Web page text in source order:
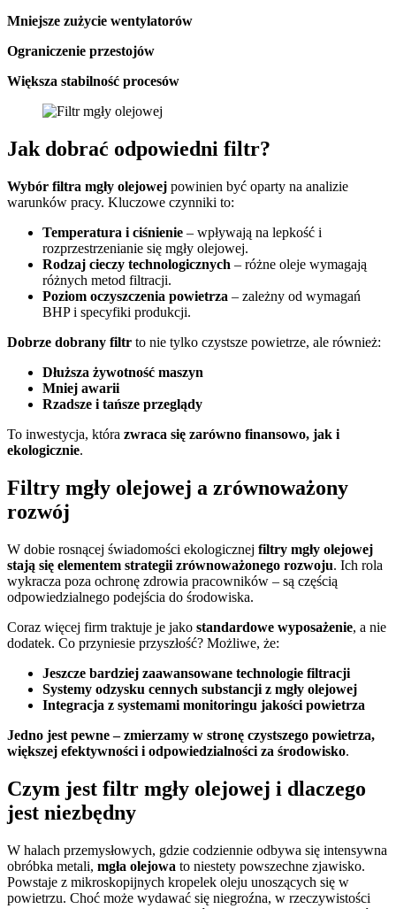
Mniejsze zużycie wentylatorów
Ograniczenie przestojów
Większa stabilność procesów
Jak dobrać odpowiedni filtr?
Wybór filtra mgły olejowej powinien być oparty na analizie
warunków pracy. Kluczowe czynniki to:
Temperatura i ciśnienie – wpływają na lepkość i
rozprzestrzenianie się mgły olejowej.
Rodzaj cieczy technologicznych – różne oleje wymagają
różnych metod filtracji.
Poziom oczyszczenia powietrza – zależny od wymagań
BHP i specyfiki produkcji.
Dobrze dobrany filtr to nie tylko czystsze powietrze, ale również:
Dłuższa żywotność maszyn
Mniej awarii
Rzadsze i tańsze przeglądy
To inwestycja, która zwraca się zarówno finansowo, jak i
ekologicznie.
Filtry mgły olejowej a zrównoważony
rozwój
W dobie rosnącej świadomości ekologicznej filtry mgły olejowej
stają się elementem strategii zrównoważonego rozwoju. Ich rola
wykracza poza ochronę zdrowia pracowników – są częścią
odpowiedzialnego podejścia do środowiska.
Coraz więcej firm traktuje je jako standardowe wyposażenie, a nie
dodatek. Co przyniesie przyszłość? Możliwe, że:
Jeszcze bardziej zaawansowane technologie filtracji
Systemy odzysku cennych substancji z mgły olejowej
Integracja z systemami monitoringu jakości powietrza
Jedno jest pewne – zmierzamy w stronę czystszego powietrza,
większej efektywności i odpowiedzialności za środowisko.
Czym jest filtr mgły olejowej i dlaczego
jest niezbędny
W halach przemysłowych, gdzie codziennie odbywa się intensywna
obróbka metali, mgła olejowa to niestety powszechne zjawisko.
Powstaje z mikroskopijnych kropelek oleju unoszących się w
powietrzu. Choć może wydawać się niegroźna, w rzeczywistości